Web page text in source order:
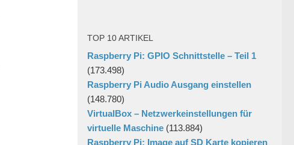
TOP 10 ARTIKEL
Raspberry Pi: GPIO Schnittstelle – Teil 1
(173.498)
Raspberry Pi Audio Ausgang einstellen
(148.780)
VirtualBox – Netzwerkeinstellungen für
virtuelle Maschine (113.884)
Raspberry Pi: Image auf SD Karte kopieren